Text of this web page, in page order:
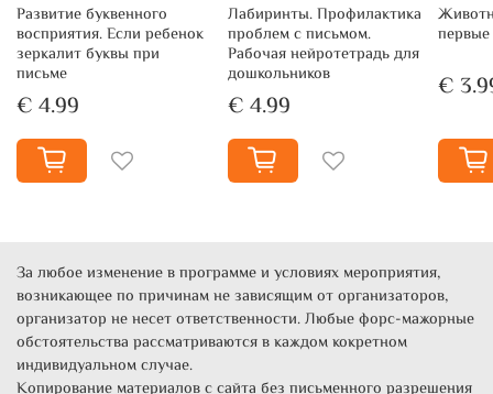
Развитие буквенного
восприятия. Если ребенок
зеркалит буквы при
письме
€ 4.99
Лабиринты. Профилактика
проблем с письмом.
Рабочая нейротетрадь для
дошкольников
€ 4.99
€
За любое изменение в программе и условиях мероприятия,
возникающее по причинам не зависящим от организаторов,
организатор не несет ответственности. Любые форс-мажорные
обстоятельства рассматриваются в каждом кокретном
индивидуальном случае.
Копирование материалов с сайта без письменного разрешения